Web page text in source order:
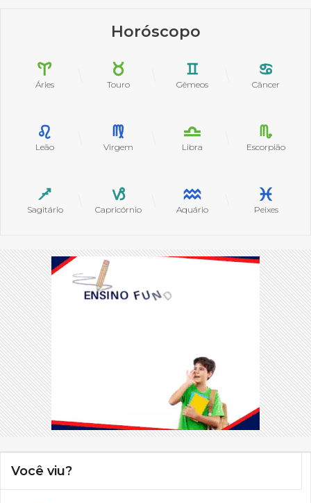
Horóscopo
Áries Touro Gêmeos Câncer
Leão Virgem Libra Escorpião
Sagitário Capricórnio Aquário Peixes
Você viu?